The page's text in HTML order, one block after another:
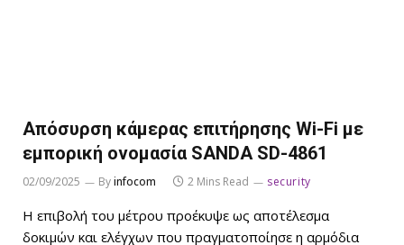
Απόσυρση κάμερας επιτήρησης Wi-Fi με
εμπορική ονομασία SANDA SD-4861
02/09/2025 Byinfocom 2 Mins Read security
Η επιβολή του μέτρου προέκυψε ως αποτέλεσμα
δοκιμών και ελέγχων που πραγματοποίησε η αρμόδια